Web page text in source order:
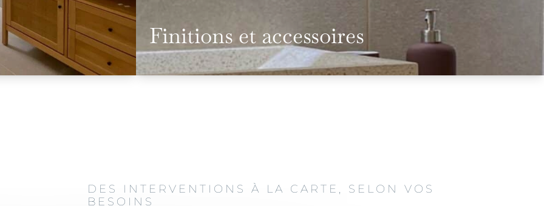
Finitions et accessoires
DES INTERVENTIONS À LA CARTE, SELON VOS
BESOINS